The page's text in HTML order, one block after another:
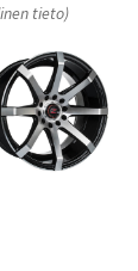
tieto)